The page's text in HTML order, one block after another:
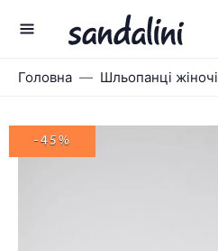
Головна Шльопанці жіночі
-45%